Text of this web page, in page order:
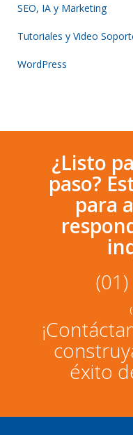
SEO, IA y Marketing
Tutoriales y Video
WordPress
¿Listo
paso?
para
éxito